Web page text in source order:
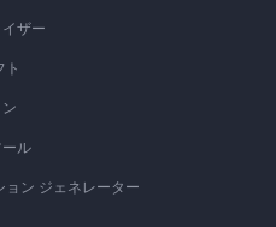
ザー
ト
ル
ョン ジェネレーター